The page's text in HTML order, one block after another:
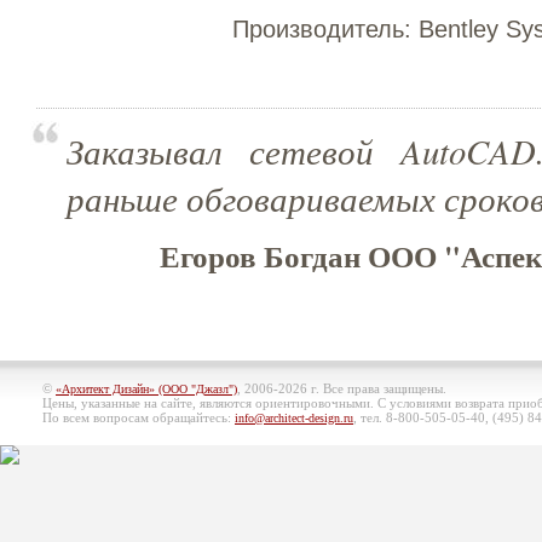
Производитель: Bentley
Заказывал сетевой
раньше обговариваемых
Егоров Богдан ООО
© «Архитект Дизайн» (ООО "Джазл") , 2006-2026 г. Все права защищены.
Цены, указанные на сайте, являются ориентировочными. С условиями возврата
По всем вопросам обращайтесь: info@architect-design.ru , тел. 8-800-505-05-40, (495)